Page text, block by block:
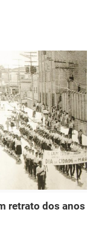
retrato dos anos